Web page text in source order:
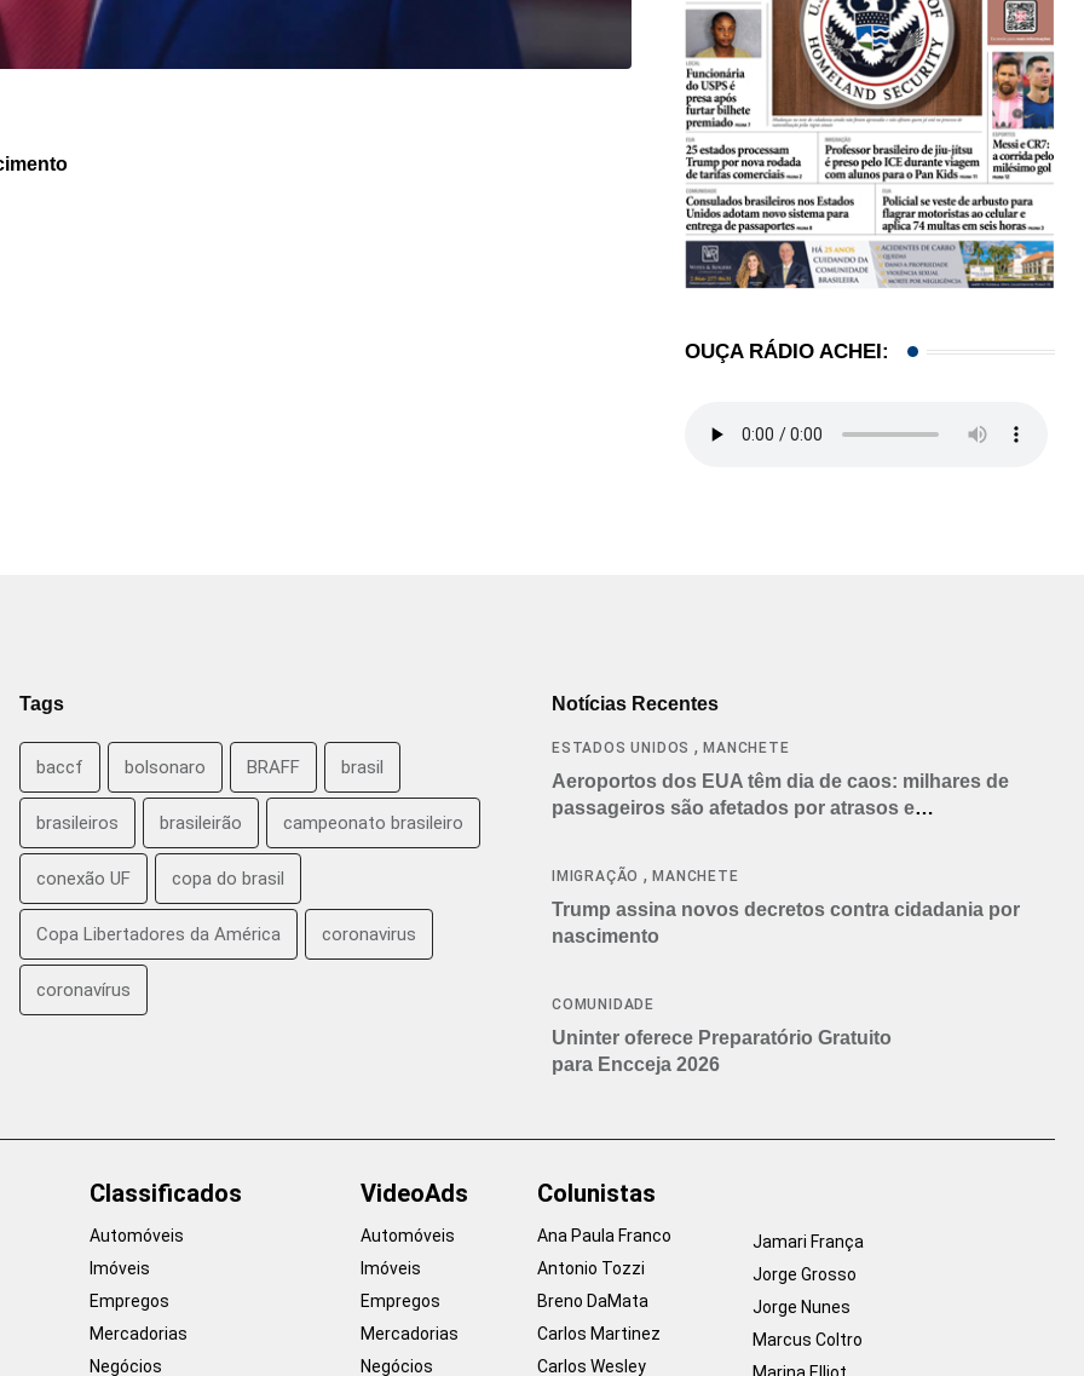
IMIGRAÇÃO,LOCAL
Imigrante acusado de atropelar idosa de 74
07/08/2026
OUÇA RÁDIO ACHEI:
Tags
baccf bolsonaro BRAFF brasil
brasileiros brasileirão campeonato brasileiro
conexão UF copa do brasil
Copa Libertadores da América coronavirus
coronavírus
Notícias Recentes
ESTADOS UNIDOS ,MANCHETE
Aeroportos dos EUA têm dia de caos: milhares de
passageiros são afetados por atrasos e
IMIGRAÇÃO ,MANCHETE
Trump assina novos decretos contra cidadania por
nascimento
COMUNIDADE
Uninter oferece Preparatório Gratuito
para Encceja 2026
Classificados
Automóveis
Imóveis
Empregos
Mercadorias
Negócios
VideoAds
Automóveis
Imóveis
Empregos
Mercadorias
Negócios
Colunistas
Ana Paula Franco
Antonio Tozzi
Breno DaMata
Carlos Martinez
Carlos Wesley
Jamari França
Jorge Grosso
Jorge Nunes
Marcus Coltro